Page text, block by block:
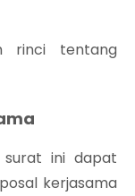
rinci tentang
surat ini dapat
kerjasama